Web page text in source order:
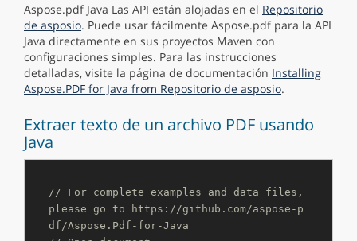
Aspose.pdf Java Las API están alojadas en el Repositorio
de asposio. Puede usar fácilmente Aspose.pdf para la API
Java directamente en sus proyectos Maven con
configuraciones simples. Para las instrucciones
detalladas, visite la página de documentación Installing
Aspose.PDF for Java from Repositorio de asposio.
Extraer texto de un archivo PDF usando
Java
// For complete examples and data files,
please go to https://github.com/aspose-p
df/Aspose.Pdf-for-Java